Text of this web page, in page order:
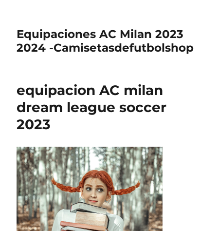
Equipaciones AC Milan 2023
2024 -Camisetasdefutbolshop
equipacion AC milan
dream league soccer
2023